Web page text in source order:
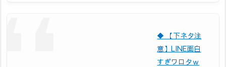
◆ 【下ネタ注
意】LINE面白
すぎワロタｗ